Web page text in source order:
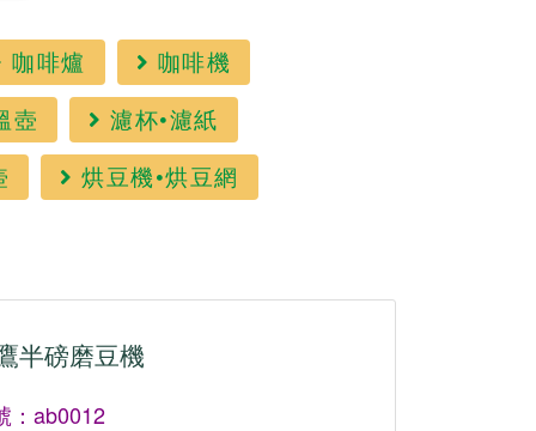
咖啡爐
咖啡機
壺
濾杯•濾紙
烘豆機•烘豆網
半磅磨豆機
：ab0012